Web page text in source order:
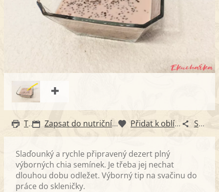
Tisk Zapsat do nutričního diáře Přidat k oblíbeným Sdílet
Slaďounký a rychle připravený dezert plný
výborných chia semínek. Je třeba jej nechat
dlouhou dobu odležet. Výborný tip na svačinu do
práce do skleničky.